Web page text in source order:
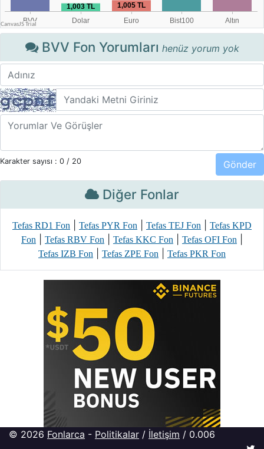
BVV Fon Yorumları henüz yorum yok
Karakter sayısı : 0 / 20
Diğer Fonlar
Tefas RD1 Fon Tefas PYR Fon Tefas TEJ Fon
Tefas KPD
Fon
Tefas RBV Fon Tefas KKC Fon Tefas OFI Fon
Tefas IZB Fon Tefas ZPE Fon Tefas PKR Fon
© 2026 Fonlarca - Politikalar / İletişim / 0.006